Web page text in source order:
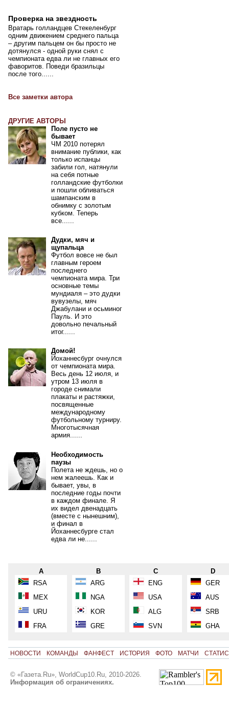
Проверка на звездность
Вратарь голландцев Стекеленбург
одним движением среднего пальца
– другим пальцем он бы просто не
дотянулся - одной руки снял с
чемпионата едва ли не главных его
фаворитов. Поведи бразильцы
после того......
Все заметки автора
ДРУГИЕ АВТОРЫ
Поле пусто не
бывает
ЧМ 2010 потерял
внимание публики, как
только испанцы
забили гол, натянули
на себя потные
голландские футболки
и пошли обливаться
шампанским в
обнимку с золотым
кубком. Теперь
все......
Дудки, мяч и
щупальца
Футбол вовсе не был
главным героем
последнего
чемпионата мира. Три
основные темы
мундиаля – это дудки
вувузелы, мяч
Джабулани и осьминог
Пауль. И это
довольно печальный
итог......
Домой!
Йоханнесбург очнулся
от чемпионата мира.
Весь день 12 июля, и
утром 13 июля в
городе снимали
плакаты и растяжки,
посвященные
международному
футбольному турниру.
Многотысячная
армия......
Необходимость
паузы
Полета не ждешь, но о
нем жалеешь. Как и
бывает, увы, в
последние годы почти
в каждом финале. Я
их видел двенадцать
(вместе с нынешним),
и финал в
Йоханнесбурге стал
едва ли не......
A
RSA
MEX
URU
FRA
B
ARG
NGA
KOR
GRE
C
ENG
USA
ALG
SVN
D
GER
AUS
SRB
GHA
НОВОСТИ КОМАНДЫ ФАНФЕСТ ИСТОРИЯ ФОТО МАТЧИ
© «Газета.Ru», WorldCup10.Ru, 2010-2026.
Информация об ограничениях.